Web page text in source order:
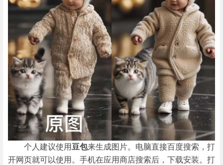
个人建议使用 豆包来生成图片。电脑直接百度搜索，打
开网页就可以使用。手机在应用商店搜索后，下载安装。打